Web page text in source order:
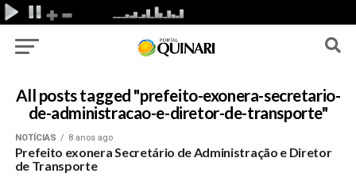
All posts tagged "prefeito-exonera-secretario-
de-administracao-e-diretor-de-transporte"
NOTÍCIAS 8 anos ago
Prefeito exonera Secretário de Administração e Diretor
de Transporte